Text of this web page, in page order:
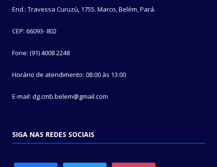
End.: Travessa Curuzú, 1755. Marco, Belém, Pará.
CEP: 66093- 802
Fone: (91) 4008 2248
Horário de atendimento: 08:00 às 13:00
E-mail: dg.cmb.belem@gmail.com
SIGA NAS REDES SOCIAIS